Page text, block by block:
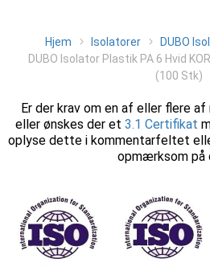
Hjem Isolatorer
DUBO
DUBO Isolator Plastik PA 6 Hvid
(100 Stk)
Er der krav om en af eller flere
eller ønskes der et 3.1 Certifikat
oplyse dette i kommentarfeltet
opmærksom på